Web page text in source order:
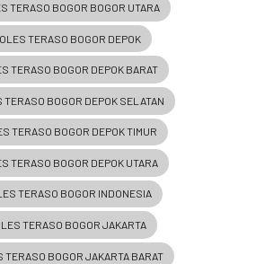
TERASO BOGOR BOGOR UTARA
TERASO BOGOR DEPOK
TERASO BOGOR DEPOK BARAT
BOGOR DEPOK SELATAN
TERASO BOGOR DEPOK TIMUR
TERASO BOGOR DEPOK UTARA
TERASO BOGOR INDONESIA
TERASO BOGOR JAKARTA
TERASO BOGOR JAKARTA BARAT